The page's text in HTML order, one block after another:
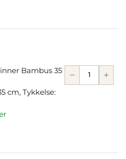
Bambus 35
cm, Tykkelse: